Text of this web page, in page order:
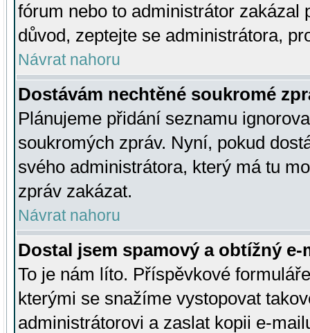
fórum nebo to administrátor zakázal
důvod, zeptejte se administrátora,
Návrat nahoru
Dostávám nechtěné soukromé
Plánujeme přidání seznamu
soukromých zpráv. Nyní, pokud
svého administrátora, který má tu
zpráv zakázat.
Návrat nahoru
Dostal jsem spamový a obtížný
To je nám líto. Příspěvkové
kterými se snažíme vystopovat
administrátorovi a zaslat kopii e-